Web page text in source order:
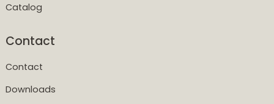
Catalog
Contact
Contact
Downloads